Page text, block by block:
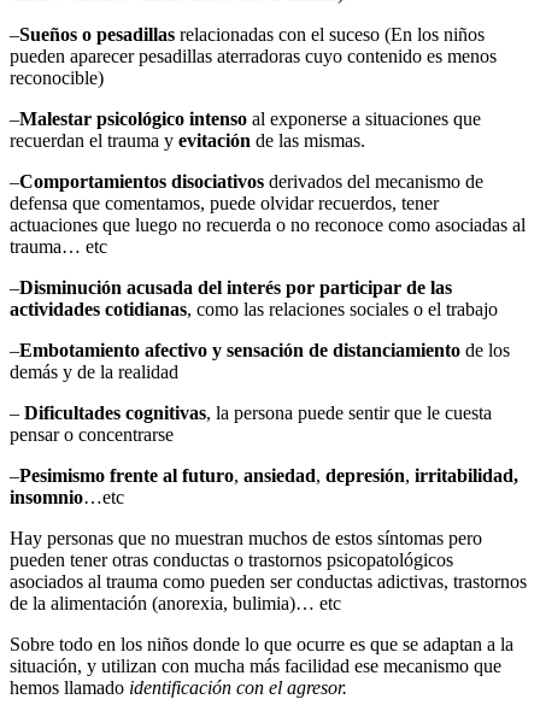
–Sueños o pesadillas relacionadas con el suceso (En los niños
pueden aparecer pesadillas aterradoras cuyo contenido es menos
reconocible)
–Malestar psicológico intenso al exponerse a situaciones que
recuerdan el trauma y evitación de las mismas.
–Comportamientos disociativos derivados del mecanismo de
defensa que comentamos, puede olvidar recuerdos, tener
actuaciones que luego no recuerda o no reconoce como asociadas al
trauma… etc
–Disminución acusada del interés por participar de las
actividades cotidianas, como las relaciones sociales o el trabajo
–Embotamiento afectivo y sensación de distanciamiento de los
demás y de la realidad
– Dificultades cognitivas, la persona puede sentir que le cuesta
pensar o concentrarse
–Pesimismo frente al futuro, ansiedad, depresión, irritabilidad,
insomnio…etc
Hay personas que no muestran muchos de estos síntomas pero
pueden tener otras conductas o trastornos psicopatológicos
asociados al trauma como pueden ser conductas adictivas, trastornos
de la alimentación (anorexia, bulimia)… etc
Sobre todo en los niños donde lo que ocurre es que se adaptan a la
situación, y utilizan con mucha más facilidad ese mecanismo que
hemos llamado identificación con el agresor.